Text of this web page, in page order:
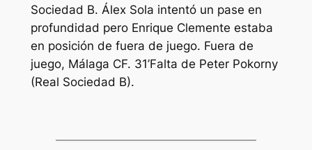
Sociedad B. Álex Sola intentó un pase en
profundidad pero Enrique Clemente estaba
en posición de fuera de juego. Fuera de
juego, Málaga CF. 31’Falta de Peter Pokorny
(Real Sociedad B).